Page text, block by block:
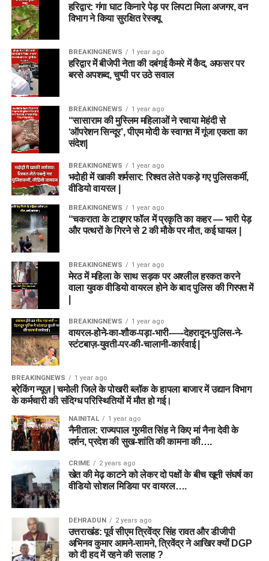
हरिद्वार: गंगा घाट किनारे पेड़ पर लिपटा मिला अजगर, वन
विभाग ने किया सुरक्षित रेस्क्यू
BREAKINGNEWS 1 year ago
हरिद्वार में बीजेपी नेता की दबंगई कैमरे में कैद, अफसर पर
बरसे अपशब्द, चुप्पी पर उठे सवाल
BREAKINGNEWS 1 year ago
“सासाराम की मुस्लिम महिलाओं ने रचाया मेहंदी से
‘ऑपरेशन सिन्दूर’, पीएम मोदी के स्वागत में गूंजा एकता का
संदेश|
BREAKINGNEWS 1 year ago
भदोही में खाकी शर्मसार: रिश्वत लेते पकड़े गए पुलिसकर्मी,
वीडियो वायरल |
BREAKINGNEWS 1 year ago
“चकराता के टाइगर फॉल में प्रकृति का कहर — भारी पेड़
और पत्थरों के गिरने से 2 की मौके पर मौत, कई घायल |
BREAKINGNEWS 1 year ago
मेरठ में महिला के साथ सड़क पर अश्लील हरकत करने
वाला युवक वीडियो वायरल होने के बाद पुलिस की गिरफ्त में
BREAKINGNEWS 1 year ago
वायरल-होने-का-शौक-पड़ा-भारी-—-देहरादून-पुलिस-ने-
स्टंटबाज़-युवती-पर-की-चालानी-कार्रवाई |
BREAKINGNEWS 1 year ago
ब्रेकिंग न्यूज़ | चमोली जिले के पोखरी ब्लॉक के हापला बाजार में उद्यान विभाग
के कर्मचारी की संदिग्ध परिस्थितियों में मौत हो गई।
NAINITAL 1 year ago
नैनीताल: राज्यपाल गुरमीत सिंह ने किए मां नैना देवी के
दर्शन, प्रदेश की सुख-शांति की कामना की….
CRIME 2 years ago
खेत की मेढ़ काटने को लेकर दो पक्षों के बीच खूनी संघर्ष का
वीडियो सोशल मिडिया पर वायरल….
DEHRADUN 2 years ago
उत्तराखंड: पूर्व सीएम त्रिवेंद्र सिंह रावत और डीजीपी
अभिनव कुमार आमने-सामने, त्रिवेंद्र ने आखिर क्यों DGP
को दी हद में रहने की सलाह ?